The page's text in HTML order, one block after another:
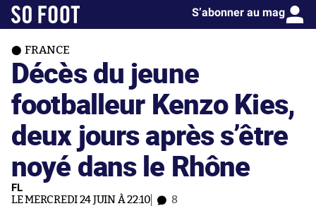
S’abonner au mag
FRANCE
Décès du jeune
footballeur Kenzo Kies,
deux jours après s’être
noyé dans le Rhône
FL
LE MERCREDI 24 JUIN À 22:10 8